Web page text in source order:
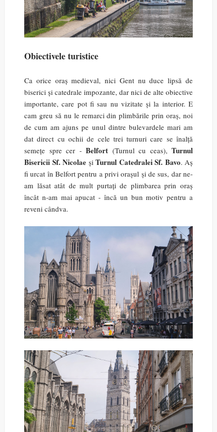
Obiectivele turistice
Ca orice oraș medieval, nici Gent nu duce lipsă de
biserici și catedrale impozante, dar nici de alte obiective
importante, care pot fi sau nu vizitate și la interior. E
cam greu să nu le remarci din plimbările prin oraș, noi
de cum am ajuns pe unul dintre bulevardele mari am
dat direct cu ochii de cele trei turnuri care se înalță
semețe spre cer - Belfort (Turnul cu ceas), Turnul
Bisericii Sf. Nicolae și Turnul Catedralei Sf. Bavo. Aș
fi urcat în Belfort pentru a privi orașul și de sus, dar ne-
am lăsat atât de mult purtați de plimbarea prin oraș
încât n-am mai apucat - încă un bun motiv pentru a
reveni cândva.